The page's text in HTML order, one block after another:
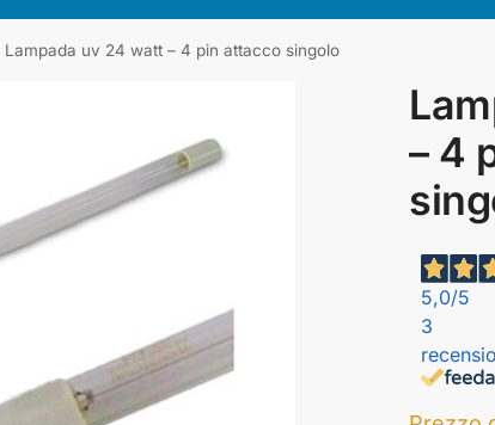
Lampada uv 24 watt – 4 pin attacco singolo
– 4
5,0/5
3